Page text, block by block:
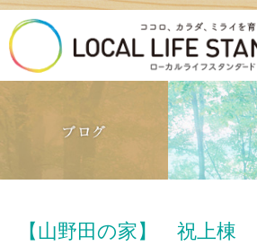
【山野田の家】 祝上棟